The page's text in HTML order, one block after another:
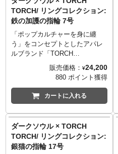
ました。
に異なります。
──────────────────
■サイズ
7号/円周47.1mm
──────────────────
■マテリアル
■造型: 大畠雅人
TORCH TORCH OFFICIAL
SITE
http://www.torchtorch.jp
monoマガジンでご紹介いただき
ました。
ため、ひとつひとつの色合いや
表情が微妙に異なります。
──────────────────
■サイズ
7号/円周47.1mm
──────────────────
シルバー925、ロードライト・ガ
■造型: 大畠雅人
SITE：http://www.torchtorch.jp
TORCH TORCHのコダワリを
monoマガジンでご紹介いただき
ました。
高級感漂うリングに仕上げまし
た。大ぶりなシルバー925に燻し
と着色を施し、重厚な鉄の質感
を再現。造形の時点から傷や欠
け・ゆがみといったダメージを
意図的に配置し、ゲーム中のイ
メージそのままの、長年使い込
まれた雰囲気を演出しました。
中央の石はスワロフスキーを使
用。無骨でありながら、繊細に
再現された意匠にも注目です。
っております。
※ゲーム中の色合いを再現する
ため、特殊な加工を施しており
TORCH/ リングコレクション:
鉄の加護の指輪 7号
「ポップカルチャーを身に纏
う」をコンセプトとしたアパレ
ルブランド「TORCH
TORCH（トーチトーチ）」。
『ダークソウル』シリーズ作品
のすべてに登場する、物理防御
力を高める効果を持つ装備アイ
テム「鉄の加護の指輪」。ゲー
高級感漂うリングに仕上げまし
た。大ぶりなシルバー925に燻し
と着色を施し、重厚な鉄の質感
販売価格： ¥24,200
880 ポイント獲得
カートに入れる
ダークソウル × TORCH
TORCH/ リングコレクション:
銀猫の指輪 17号